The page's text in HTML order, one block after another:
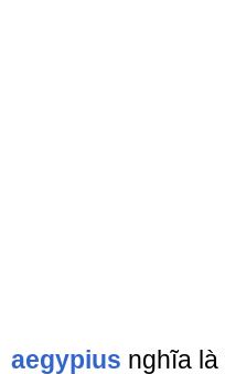
aegypius nghĩa là